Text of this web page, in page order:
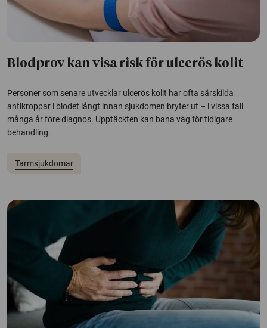
Blodprov kan visa risk för ulcerös kolit
Personer som senare utvecklar ulcerös kolit har ofta särskilda
antikroppar i blodet långt innan sjukdomen bryter ut – i vissa fall
många år före diagnos. Upptäckten kan bana väg för tidigare
behandling.
Tarmsjukdomar